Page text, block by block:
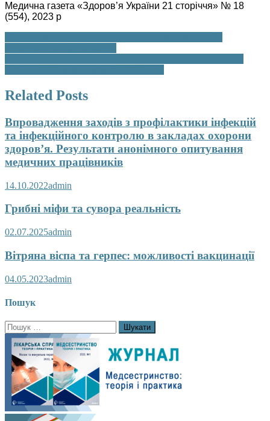
Медична газета «Здоров’я України 21 сторіччя» № 18
(554), 2023 р
Навігація
записів
Related Posts
Впровадження заходів з профілактики інфекцій
та інфекційного контролю в закладах охорони
здоров’я. Результати анонімного опитування
медичних працівників
14.10.2022admin
Грибні міфи та сувора реальність
02.07.2025admin
Вітряна віспа та герпес: можливості вакцинації
04.05.2023admin
Пошук
Пошук: